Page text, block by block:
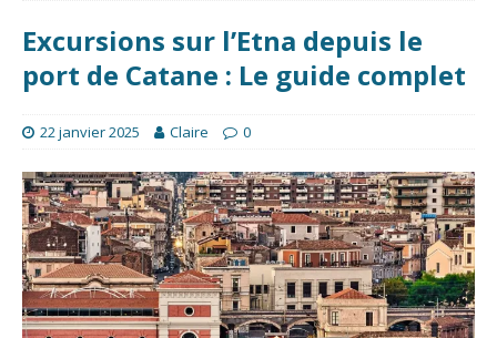
Excursions sur l’Etna depuis le
port de Catane : Le guide complet
22 janvier 2025 Claire 0